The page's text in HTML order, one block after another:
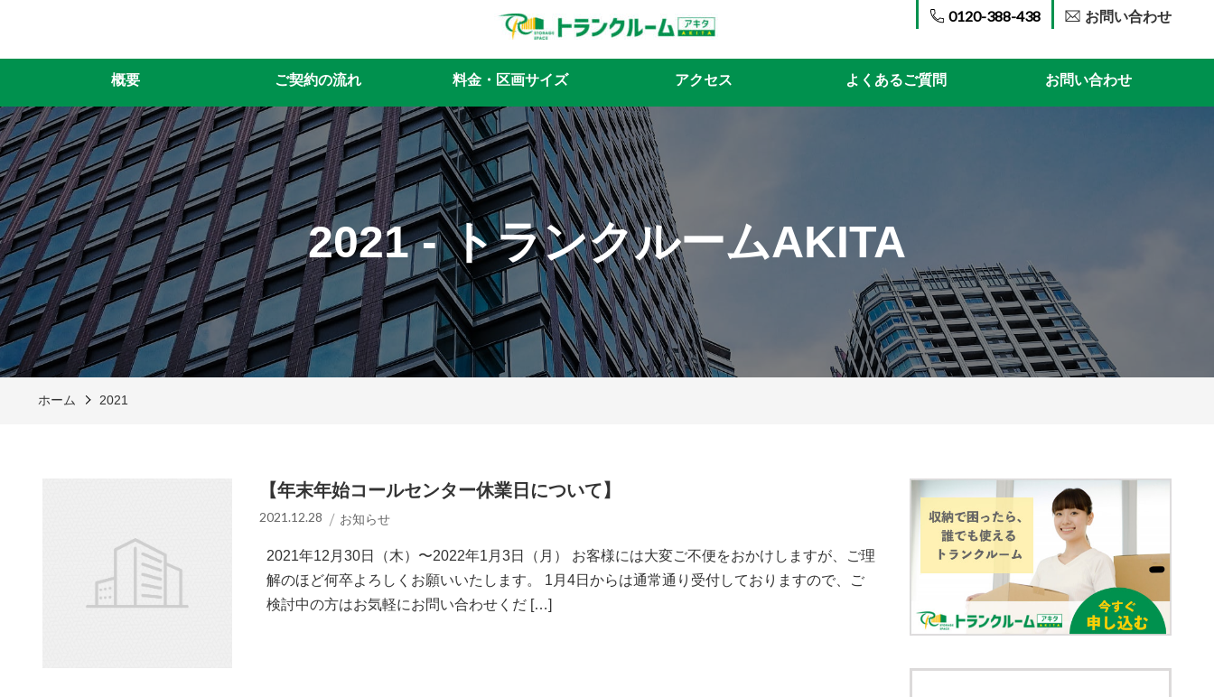
概要 ご契約の流れ 料金・区画サイズ アクセス よくあるご質問 お問い合わせ
0120-388-438 お問い合わせ
2021 - トランクルームAKITA
ホーム 2021
【年末年始コールセンター休業日について】
2021.12.28 お知らせ
2021年12月30日（木）〜2022年1月3日（月） お客様には大変ご不便をおかけしますが、ご理
解のほど何卒よろしくお願いいたします。 1月4日からは通常通り受付しておりますので、ご
検討中の方はお気軽にお問い合わせくだ […]